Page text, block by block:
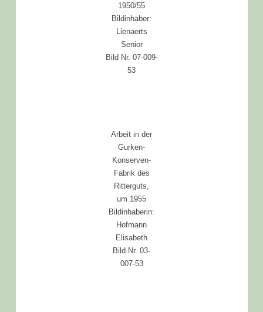
1950/55
Bildinhaber:
Lienaerts
Senior
Bild Nr. 07-009-
53
Arbeit in der
Gurken-
Konserven-
Fabrik des
Ritterguts,
um 1955
Bildinhaberin:
Hofmann
Elisabeth
Bild Nr. 03-
007-53